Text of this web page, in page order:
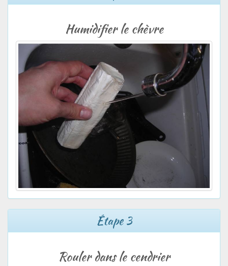
Humidifier le chèvre
Étape 3
Rouler dans le cendrier